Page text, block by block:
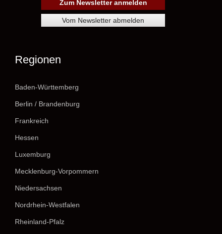
Regionen
Baden-Württemberg
Berlin / Brandenburg
Frankreich
Hessen
Luxemburg
Mecklenburg-Vorpommern
Niedersachsen
Nordrhein-Westfalen
Rheinland-Pfalz